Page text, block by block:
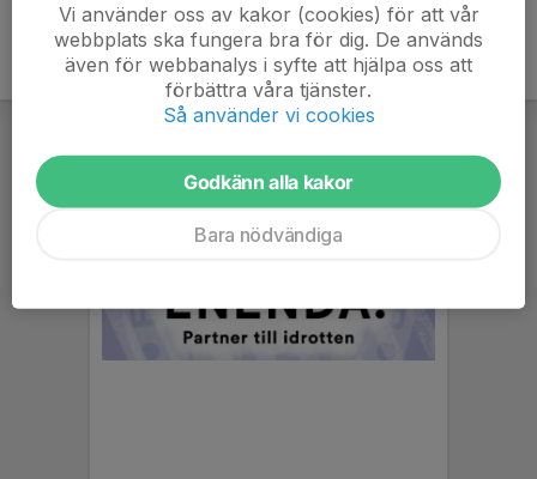
Vi använder oss av kakor (cookies) för att vår
webbplats ska fungera bra för dig. De används
även för webbanalys i syfte att hjälpa oss att
förbättra våra tjänster.
Så använder vi cookies
Godkänn alla kakor
Bara nödvändiga